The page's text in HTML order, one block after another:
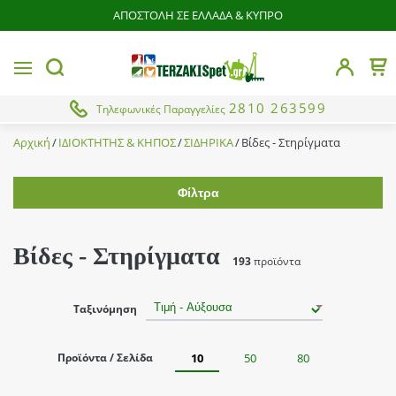
ΑΠΟΣΤΟΛΗ ΣΕ ΕΛΛΑΔΑ & ΚΥΠΡΟ
Τηλεφωνικές Παραγγελίες 2810 263599
MENUbutton.search Το
Αρχική ΙΔΙΟΚΤΗΤΗΣ & ΚΗΠΟΣ ΣΙΔΗΡΙΚΑ Βίδες - Στηρίγματα
Φίλτρα
Γκρί
Βίδες - Στηρίγματα 193προϊόντα
Ταξινόμηση
Προϊόντα / Σελίδα 10 50 80